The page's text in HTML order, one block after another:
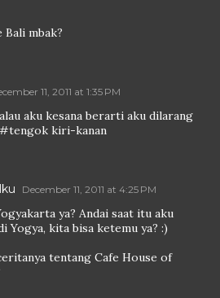
Bali mbak?
11, 2011 at 1:35 PM
aku kesana berarti aku dilarang
#tengok kiri-kanan
December 11, 2011 at 4:25 PM
ya? Andai saat itu aku
Yogya, kita bisa ketemu ya? :)
tentang Cafe House of